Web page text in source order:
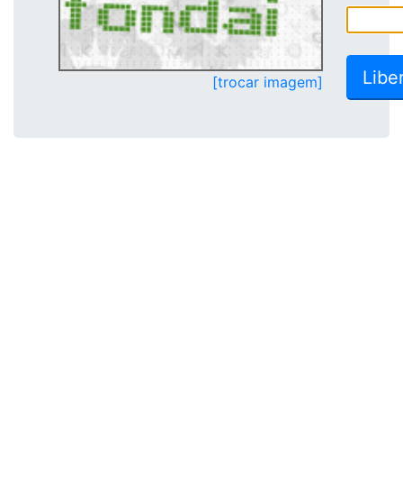
[trocar imagem]